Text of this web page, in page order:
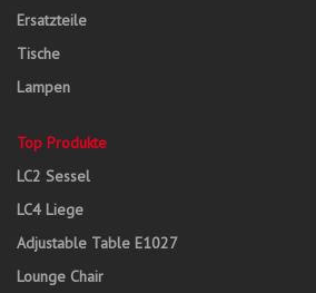
Ersatzteile
Tische
Lampen
Top Produkte
LC2 Sessel
LC4 Liege
Adjustable Table E1027
Lounge Chair